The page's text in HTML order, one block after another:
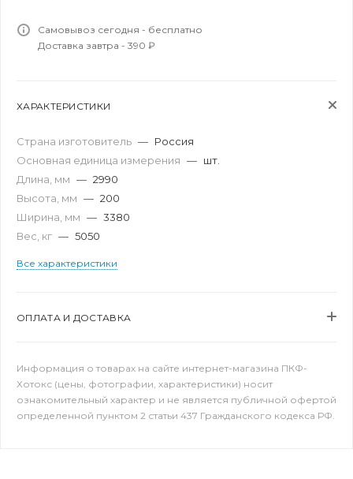
Самовывоз сегодня - бесплатно
Доставка завтра - 390 ₽
ХАРАКТЕРИСТИКИ
Страна изготовитель — Россия
Основная единица измерения — шт.
Длина, мм — 2990
Высота, мм — 200
Ширина, мм — 3380
Вес, кг — 5050
Все характеристики
ОПЛАТА И ДОСТАВКА
Информация о товарах на сайте интернет-магазина ПКФ-
Хотокс (цены, фотографии, характеристики) носит
ознакомительный характер и не является публичной офертой
определенной пунктом 2 статьи 437 Гражданского кодекса РФ.